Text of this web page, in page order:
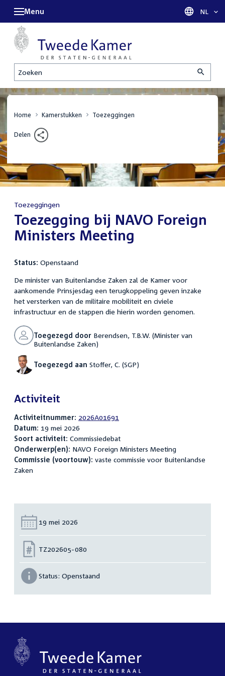
Zoeken
Menu Taal
NL
Home Kamerstukken Toezeggingen
Delen
Toezeggingen
:Toezegging bij NAVO Foreign
Ministers Meeting
Status: Openstaand
De minister van Buitenlandse Zaken zal de Kamer voor
aankomende Prinsjesdag een terugkoppeling geven inzake
het versterken van de militaire mobiliteit en civiele
infrastructuur en de stappen die hierin worden genomen.
Toegezegd doorBerendsen, T.B.W. (Minister van
Buitenlandse Zaken)
Toegezegd aan Stoffer, C. (SGP)
Activiteit
Activiteitnummer: 2026A01691
Datum: 19 mei 2026
Soort activiteit: Commissiedebat
Onderwerp(en): NAVO Foreign Ministers Meeting
Commissie (voortouw): vaste commissie voor Buitenlandse
Zaken
Datum:
19 mei 2026
Nummer:
TZ202605-080
Status: Openstaand